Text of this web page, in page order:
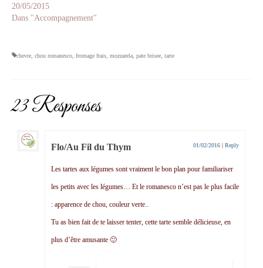
20/05/2015
Dans "Accompagnement"
chevre, chou romanesco, fromage frais, mozzarela, pate brisee, tarte
23 Responses
Flo/Au Fil du Thym 01/02/2016 | Reply
Les tartes aux légumes sont vraiment le bon plan pour familiariser
les petits avec les légumes… Et le romanesco n’est pas le plus facile
: apparence de chou, couleur verte..
Tu as bien fait de te laisser tenter, cette tarte semble délicieuse, en
plus d’être amusante 🙂